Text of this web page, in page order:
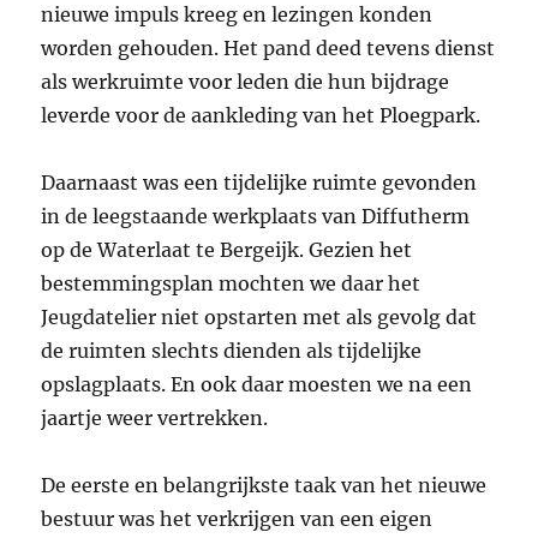
nieuwe impuls kreeg en lezingen konden
worden gehouden. Het pand deed tevens dienst
als werkruimte voor leden die hun bijdrage
leverde voor de aankleding van het Ploegpark.
Daarnaast was een tijdelijke ruimte gevonden
in de leegstaande werkplaats van Diffutherm
op de Waterlaat te Bergeijk. Gezien het
bestemmingsplan mochten we daar het
Jeugdatelier niet opstarten met als gevolg dat
de ruimten slechts dienden als tijdelijke
opslagplaats. En ook daar moesten we na een
jaartje weer vertrekken.
De eerste en belangrijkste taak van het nieuwe
bestuur was het verkrijgen van een eigen